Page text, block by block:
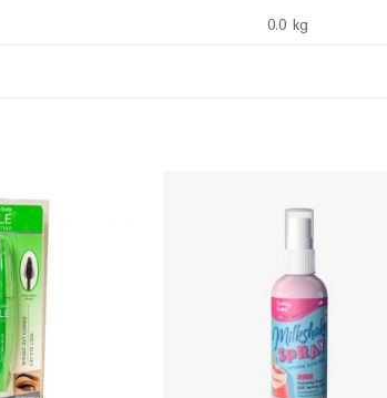
0.0 kg